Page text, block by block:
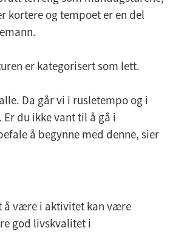
kortere og tempoet er en del
er kategorisert som lett.
Da går vi i rusletempo og i
du ikke vant til å gå i
å begynne med denne, sier
å være i aktivitet kan være
god livskvalitet i